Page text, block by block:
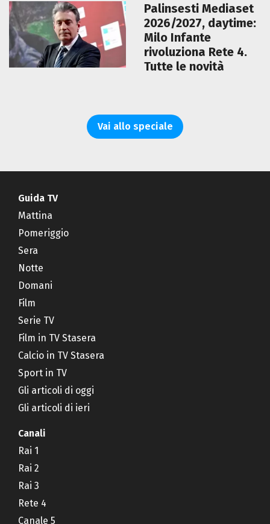
Palinsesti Mediaset
2026/2027, daytime:
Milo Infante
rivoluziona Rete 4.
Tutte le novità
Vai allo speciale
Guida TV
Mattina
Pomeriggio
Sera
Notte
Domani
Film
Serie TV
Film in TV Stasera
Calcio in TV Stasera
Sport in TV
Gli articoli di oggi
Gli articoli di ieri
Canali
Rai 1
Rai 2
Rai 3
Rete 4
Canale 5